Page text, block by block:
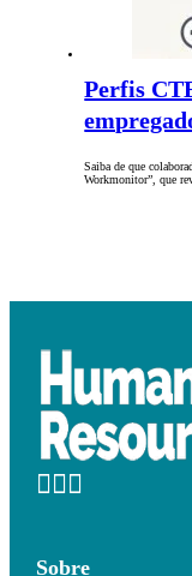
Perfis
Saiba de que
Workmonitor”, que
Sobre